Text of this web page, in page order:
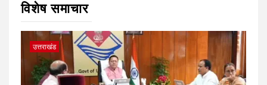
विशेष समाचार
उत्तराखंड